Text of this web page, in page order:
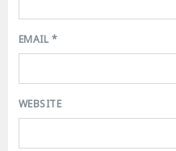
EMAIL*
WEBSITE